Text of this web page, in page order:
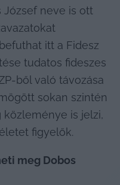
József neve is ott
itt a Fidesz
tudatos fideszes
ből való távozása
sokan szintén
közleménye is jelzi,
figyelők.
meg Dobos